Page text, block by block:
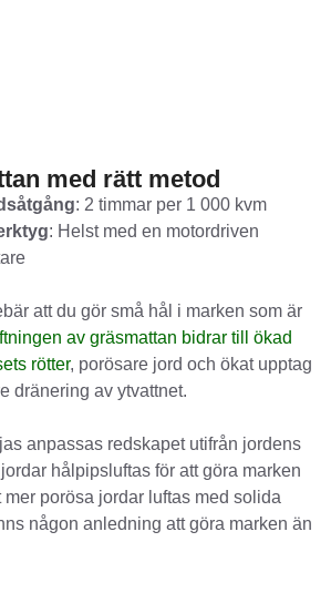
med rätt metod
: 2 timmar per 1 000 kvm
: Helst med en motordriven
att du gör små hål i marken som är
av gräsmattan bidrar till ökad
rötter, porösare jord och ökat upptag
dränering av ytvattnet.
anpassas redskapet utifrån jordens
hålpipsluftas för att göra marken
mer porösa jordar luftas med solida
någon anledning att göra marken än